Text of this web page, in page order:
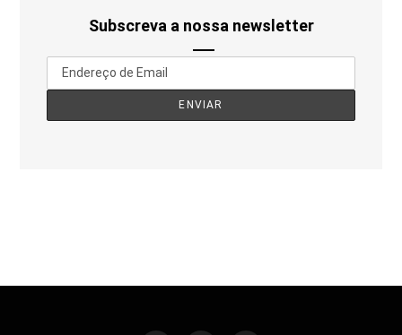
Subscreva a nossa newsletter